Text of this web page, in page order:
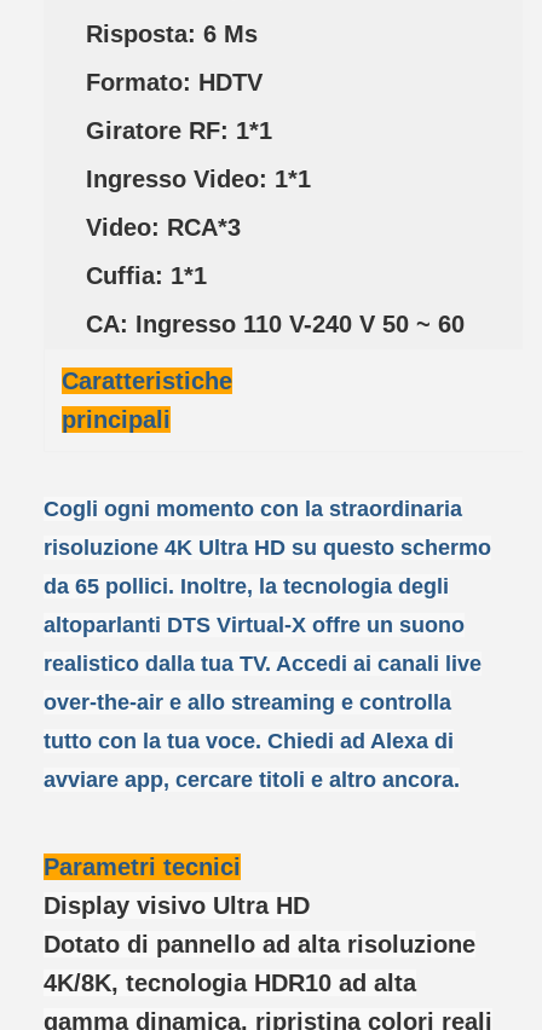
Risposta: 6 Ms
Formato: HDTV
Giratore RF: 1*1
Ingresso Video: 1*1
Video: RCA*3
Cuffia: 1*1
CA: Ingresso 110 V-240 V 50 ~ 60
Caratteristiche
principali
Cogli ogni momento con la straordinaria
risoluzione 4K Ultra HD su questo schermo
da 65 pollici. Inoltre, la tecnologia degli
altoparlanti DTS Virtual-X offre un suono
realistico dalla tua TV. Accedi ai canali live
over-the-air e allo streaming e controlla
tutto con la tua voce. Chiedi ad Alexa di
avviare app, cercare titoli e altro ancora.
Parametri tecnici
Display visivo Ultra HD
Dotato di pannello ad alta risoluzione
4K/8K, tecnologia HDR10 ad alta
gamma dinamica, ripristina colori reali